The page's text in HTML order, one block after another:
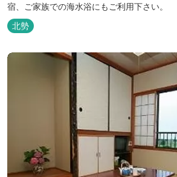
宿、ご家族での海水浴にもご利用下さい。
北勢